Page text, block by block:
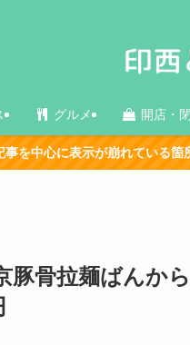
グルメ 開店・
ている箇所があります。順次
豚骨拉麺ばんか